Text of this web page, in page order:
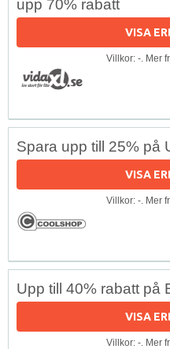
upp 70% rabatt
VISA
Villkor: -. Mer
Spara upp till 25% på
VISA
Villkor: -. Mer
Upp till 40% rabatt på
VISA
Villkor: -. Mer